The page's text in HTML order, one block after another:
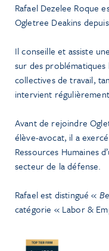
Rafael Dezelee Roque
Ogletree Deakins
Il conseille et assiste
sur des
collectives de travail,
intervient
Avant de rejoindre
élève-avocat, il a
Ressources Humaines
secteur de la défense.
Rafael est distingué «
catégorie « Labor &